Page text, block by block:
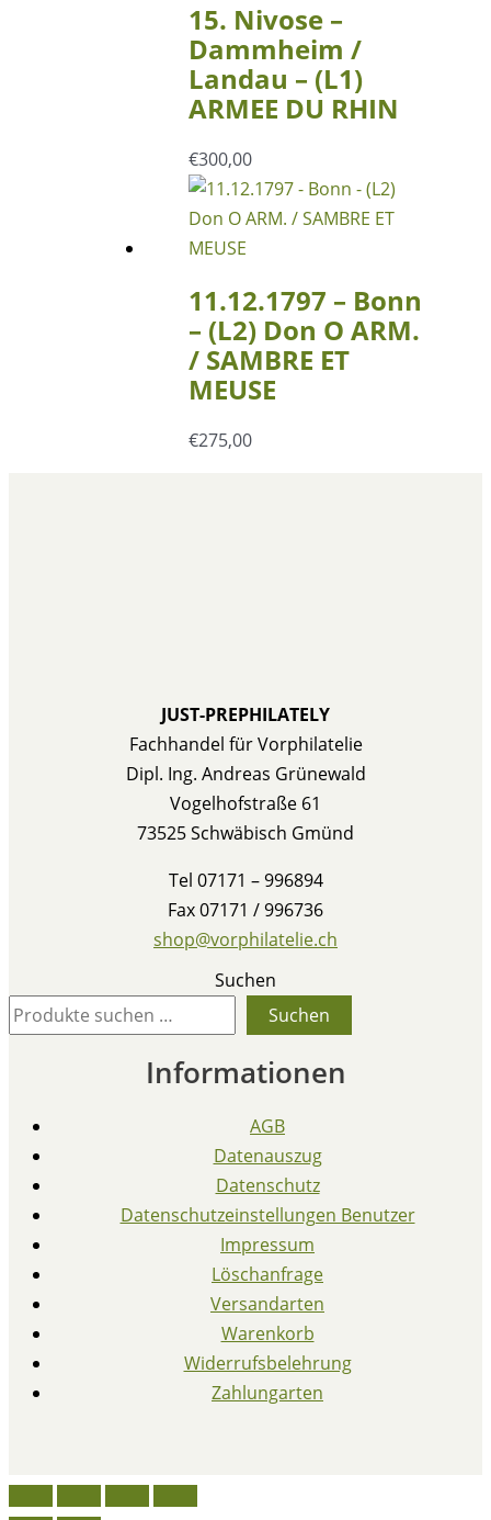
15. Nivose –
Dammheim /
Landau – (L1)
ARMEE DU RHIN
€300,00
11.12.1797 – Bonn
– (L2) Don O ARM.
/ SAMBRE ET
MEUSE
€275,00
JUST-PREPHILATELY
Fachhandel für Vorphilatelie
Dipl. Ing. Andreas Grünewald
Vogelhofstraße 61
73525 Schwäbisch Gmünd
Tel 07171 – 996894
Fax 07171 / 996736
shop@vorphilatelie.ch
Suchen
Suchen
Informationen
AGB
Datenauszug
Datenschutz
Datenschutzeinstellungen Benutzer
Impressum
Löschanfrage
Versandarten
Warenkorb
Widerrufsbelehrung
Zahlungarten